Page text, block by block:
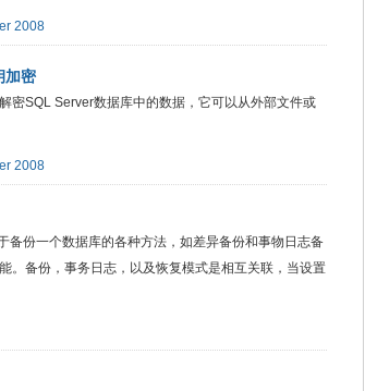
2008
加密
密SQL Server数据库中的数据，它可以从外部文件或
2008
份一个数据库的各种方法，如差异备份和事物日志备
。备份，事务日志，以及恢复模式是相互关联，当设置